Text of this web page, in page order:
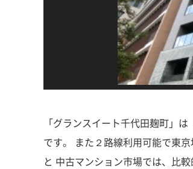
「グランスイート千代田麹町」
です。 また２路線利用可能で東
と 中古マンション市場では、比